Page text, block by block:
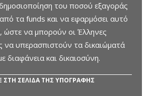
του ποσού εξαγοράς
τα funds και να εφαρμόσει αυτό
ώστε να μπορούν οι Έλληνες
να υπερασπιστούν τα δικαιώματά
διαφάνεια και δικαιοσύνη.
ΣΤΗ ΣΕΛΙΔΑ ΤΗΣ ΥΠΟΓΡΑΦΗΣ